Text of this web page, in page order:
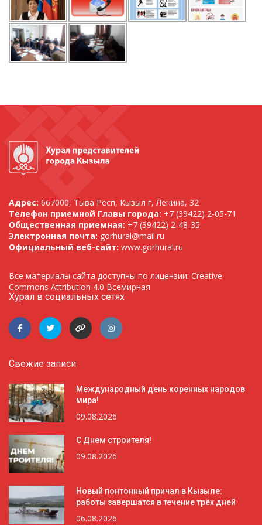
Адрес: 667000, Тыва Респ, Кызыл г, Ленина, 32
Телефон приемной Главы города: +7 (39422) 2-05-71
Общественная приемная: +7 (39422) 2-48-35
Электронная почта: gorhural@mail.ru
Официальный веб-сайт: www.gorhural.ru
Все материалы сайта доступны по лицензии: Creative
Commons Attribution 4.0 Всемирная
Хурал в социальных сетях
Свежие записи
Международный день коренных народов
мира!
09.08.2026
С Днем строителя!
09.08.2026
Новый понтонный причал в Кызыле:
работы завершатся в течение трёх дней
06.08.2026